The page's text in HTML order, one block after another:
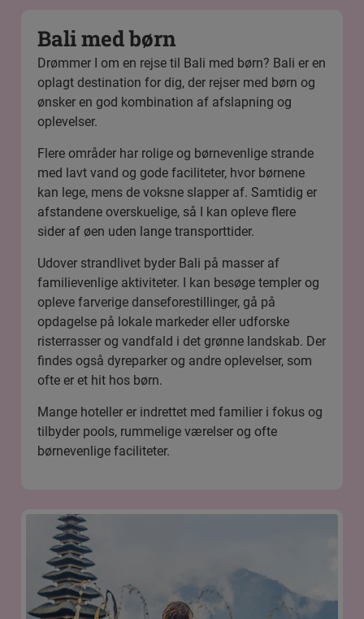
Bali med børn
Drømmer I om en rejse til Bali med børn? Bali er en
oplagt destination for dig, der rejser med børn og
ønsker en god kombination af afslapning og
oplevelser.
Flere områder har rolige og børnevenlige strande
med lavt vand og gode faciliteter, hvor børnene
kan lege, mens de voksne slapper af. Samtidig er
afstandene overskuelige, så I kan opleve flere
sider af øen uden lange transporttider.
Udover strandlivet byder Bali på masser af
familievenlige aktiviteter. I kan besøge templer og
opleve farverige danseforestillinger, gå på
opdagelse på lokale markeder eller udforske
risterrasser og vandfald i det grønne landskab. Der
findes også dyreparker og andre oplevelser, som
ofte er et hit hos børn.
Mange hoteller er indrettet med familier i fokus og
tilbyder pools, rummelige værelser og ofte
børnevenlige faciliteter.